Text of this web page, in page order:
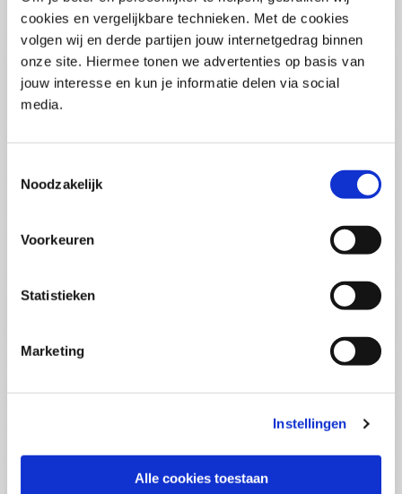
cookies en vergelijkbare technieken. Met de cookies
volgen wij en derde partijen jouw internetgedrag binnen
onze site. Hiermee tonen we advertenties op basis van
jouw interesse en kun je informatie delen via social
media.
Noodzakelijk
Voorkeuren
Statistieken
Marketing
Instellingen
Alle cookies toestaan
Di 01 September 2026
09:00 - 16:30
5dagen
Locatie: Online
€3595,-
(EN)
Locatie: Online
Inschrijven
Do 03 September 2026